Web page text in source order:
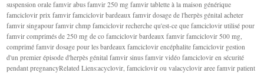
suspension orale famvir abus famvir 250 mg famvir tablette à la maison générique
famciclovir prix famvir famciclovir bardeaux famvir dosage de l'herpès génital acheter
famvir singapour famvir chmp famciclovir recherche qu'est-ce que famciclovir utilisé pour
famvir comprimés de 250 mg de co famciclovir bardeaux famvir famciclovir 500 mg,
comprimé famvir dosage pour les bardeaux famciclovir encéphalite famciclovir gestion
d'un premier épisode d'herpès génital famvir sinus famvir vidéo famciclovir en sécurité
pendant pregnancyRelated Liens:acyclovir, famciclovir ou valacyclovir aree famvir patient